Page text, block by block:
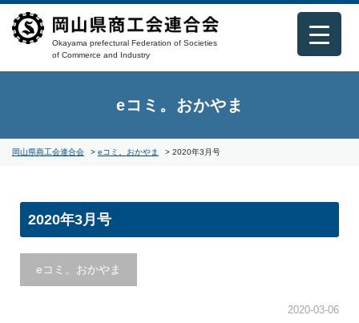
Okayama prefectural Federation of Societies
of Commerce and Industry
eコミ。おかやま
岡山県商工会連合会 > eコミ。おかやま > 2020年3月号
2020年3月号
eコミ。おかやま
2020-03-06